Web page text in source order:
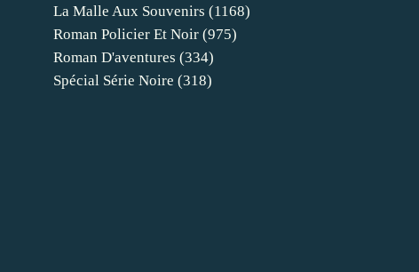
La Malle Aux Souvenirs (1168)
Roman Policier Et Noir (975)
Roman D'aventures (334)
Spécial Série Noire (318)